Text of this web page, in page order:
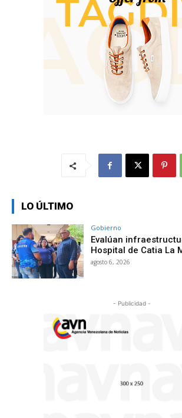
LO ÚLTIMO
Gobierno
Evalúan
Hospital de Catia La
agosto 6, 2026
- Publicidad -